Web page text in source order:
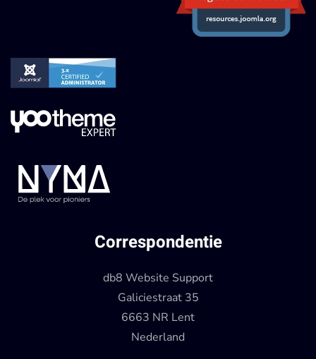
Correspondentie
db8 Website Support
Galiciestraat 35
6663 NR Lent
Nederland